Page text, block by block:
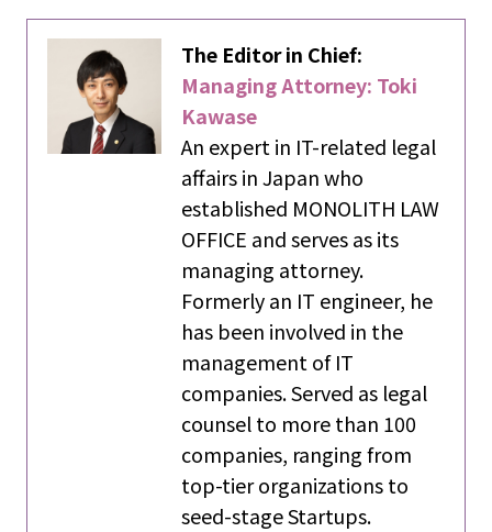
The Editor in Chief:
Managing Attorney: Toki
Kawase
An expert in IT-related legal
affairs in Japan who
established MONOLITH LAW
OFFICE and serves as its
managing attorney.
Formerly an IT engineer, he
has been involved in the
management of IT
companies. Served as legal
counsel to more than 100
companies, ranging from
top-tier organizations to
seed-stage Startups.